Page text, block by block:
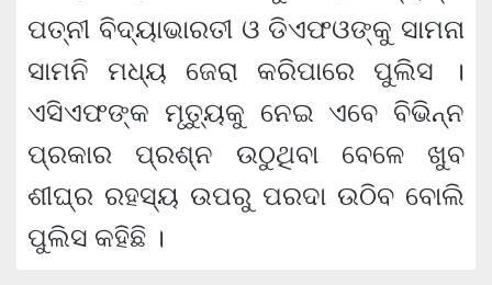
ପତ୍ନୀ ବିଦ୍ୟାଭାରତୀ ଓ ଡିଏଫଓଙ୍କୁ ସାମନା
ସାମନି ମଧ୍ୟ ଜେରା କରିପାରେ ପୁଲିସ ।
ଏସିଏଫଙ୍କ ମୃତ୍ୟୁକୁ ନେଇ ଏବେ ବିଭିନ୍ନ
ପ୍ରକାର ପ୍ରଶ୍ନ ଉଠୁଥିବା ବେଳେ ଖୁବ
ଶୀଘ୍ର ରହସ୍ୟ ଉପରୁ ପରଦା ଉଠିବ ବୋଲି
ପୁଲିସ କହିଛି ।